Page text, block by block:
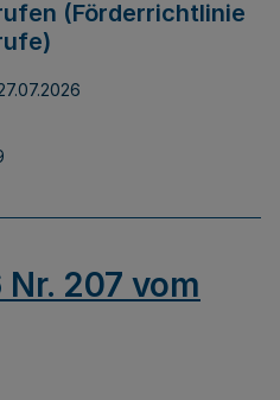
(Förderrichtlinie
207 vom